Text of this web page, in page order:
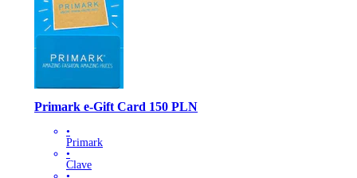
Primark e-Gift Card 150 PLN
•
Primark
•
Clave